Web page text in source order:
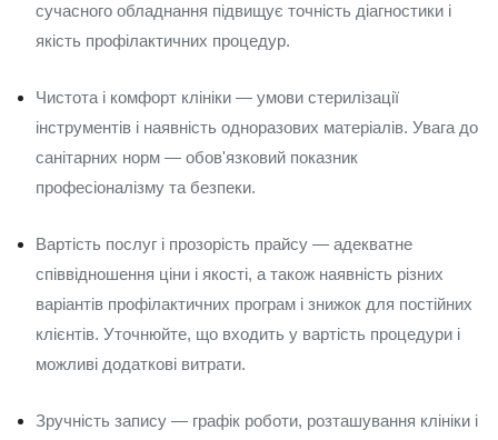
сучасного обладнання підвищує точність діагностики і
якість профілактичних процедур.
Чистота і комфорт клініки — умови стерилізації
інструментів і наявність одноразових матеріалів. Увага до
санітарних норм — обов'язковий показник
професіоналізму та безпеки.
Вартість послуг і прозорість прайсу — адекватне
співвідношення ціни і якості, а також наявність різних
варіантів профілактичних програм і знижок для постійних
клієнтів. Уточнюйте, що входить у вартість процедури і
можливі додаткові витрати.
Зручність запису — графік роботи, розташування клініки і